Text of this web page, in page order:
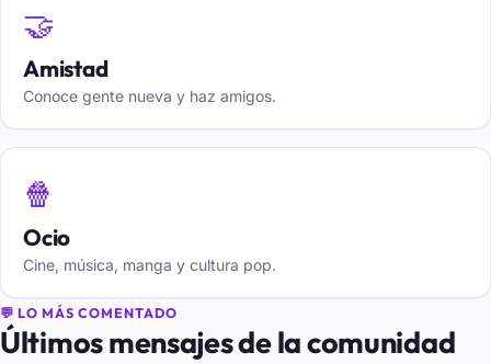
🤝
Amistad
Conoce gente nueva y haz amigos.
🍿
Ocio
Cine, música, manga y cultura pop.
💬 LO MÁS COMENTADO
Últimos mensajes de la comunidad